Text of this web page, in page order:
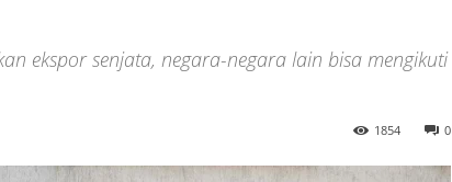
ekspor senjata, negara-negara lain bisa mengikuti
0
1854